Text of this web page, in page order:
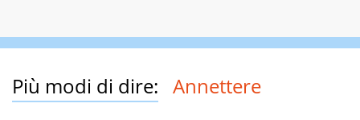
Più modi di dire: Annettere